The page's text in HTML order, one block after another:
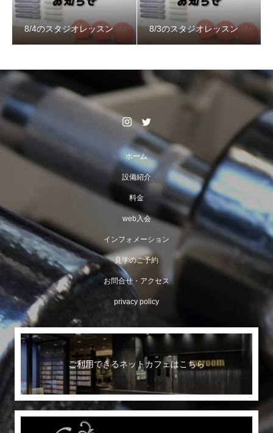
8/4のスタジオレッスン 8/3のスタジオレッスン
ホーム
設備紹介
料金
web入会
インフォメーション
見学のご予約
お問合せ・アクセス
privacy policy
ご利用できるネットカフェはこちら